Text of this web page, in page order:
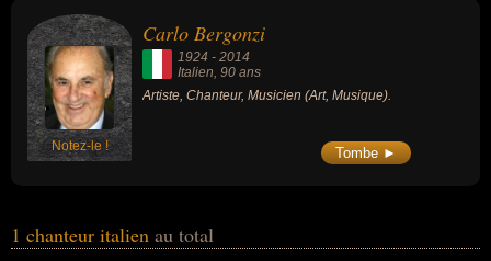
musicien.
Notez-le !
Carlo Bergonzi
1924 - 2014
Italien, 90 ans
Artiste, Chanteur, Musicien (Art, Musique).
Tombe ►
1 chanteur italien au total